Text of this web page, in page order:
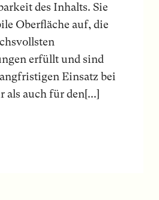
des Inhalts. Sie
Oberfläche auf, die
erfüllt und sind
Einsatz bei
als auch für den[...]